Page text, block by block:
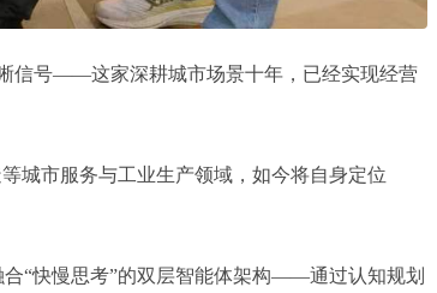
信号——这家深耕城市场景十年，已经实现经营
城市服务与工业生产领域，如今将自身定位
“快慢思考”的双层智能体架构——通过认知规划